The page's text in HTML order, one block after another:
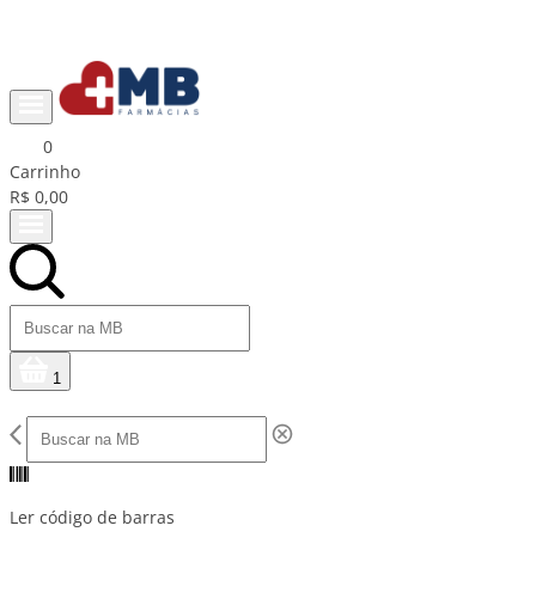
0
Carrinho
R$ 0,00
1
Ler código de barras